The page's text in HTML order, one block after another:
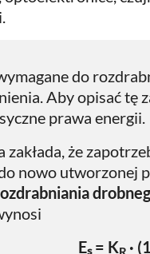
do
Aby opisać tę
prawa energii.
że
nowo utworzonej
Eₛ = K
·